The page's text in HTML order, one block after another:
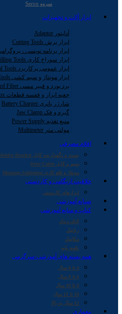
سروو Servo
ابزار آلات و تجهیزات
آداپتور Adaptor
ابزار برش Cutting Tools
ابزار برنامه نویسی ، پروگرامر Programmer
ابزار سوراخ کاری Drilling Tools
ابزار عمومی پرکاربرد General Tools
ابزار مونتاژ و سیم کشی Montage Wiring Tools
برد بورد و فیبر مسی Breadboard Fiber
جعبه ابزار و قفسه قطعات Tool & Component Box
شارژر باتری Battery Charger
گیره و فک Jaw Clamp
منبع تغذیه Power Supply
مولتی متر Multimeter
اقلام مصرفی
بست و نگهدارنده کابل Cable Holder Bracket
سیم و کابل Wire Cable
مونتاژ و قلع کاری Montage Soldering
خلاقیت اریگامی و کاردستی
ابزارهای کاردستی
صنایع آموزشی
کتاب و منابع آموزشی
الکترونیک
رباتیک
مکانیک
علوم پایه
همه بسته های آموزشی-سرگرمی
4 تا 6 سال
6 تا 8 سال
8 تا 10 سال
10 تا 12 سال
12 سال به بالا
معماری